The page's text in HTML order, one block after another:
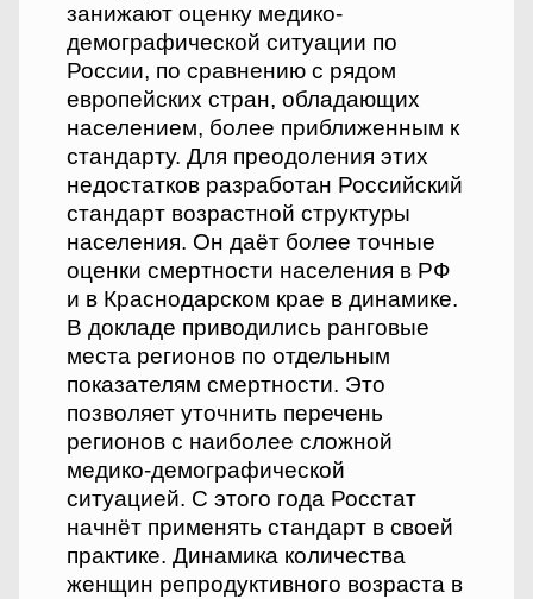
занижают оценку медико-
демографической ситуации по
России, по сравнению с рядом
европейских стран, обладающих
населением, более приближенным к
стандарту. Для преодоления этих
недостатков разработан Российский
стандарт возрастной структуры
населения. Он даёт более точные
оценки смертности населения в РФ
и в Краснодарском крае в динамике.
В докладе приводились ранговые
места регионов по отдельным
показателям смертности. Это
позволяет уточнить перечень
регионов с наиболее сложной
медико-демографической
ситуацией. С этого года Росстат
начнёт применять стандарт в своей
практике. Динамика количества
женщин репродуктивного возраста в